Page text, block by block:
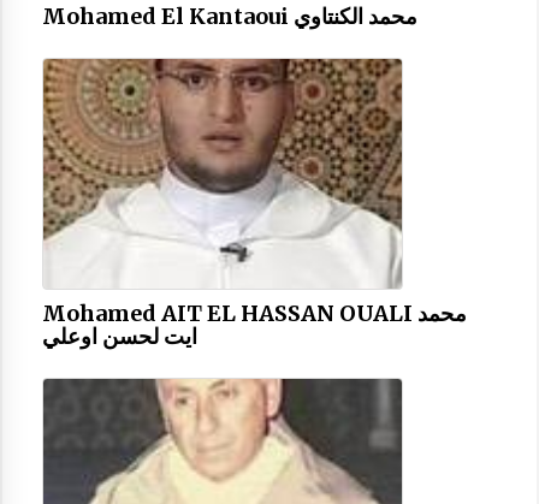
Mohamed El Kantaoui ‎محمد الكنتاوي
Mohamed AIT EL HASSAN OUALI محمد
ايت لحسن اوعلي